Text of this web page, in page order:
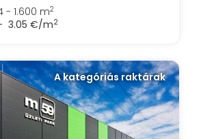
- 1.600 m2
3.05 €/m2
A kategóriás raktárak